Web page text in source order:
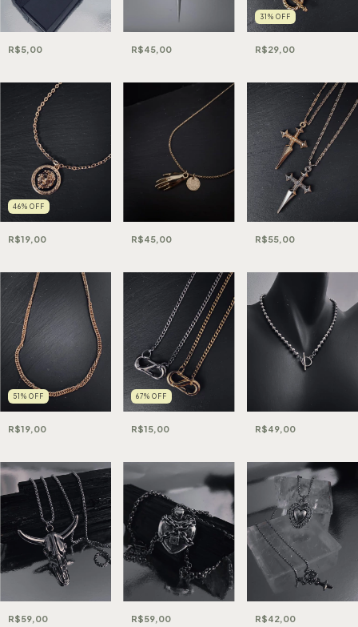
R$5,00 R$45,00
31 % OFF
R$29,00
46% OFF
R$19,00 R$45,00 R$55,00
51 % OFF
R$19,00
67%OFF
R$15,00 R$49,00
R$59,00 R$59,00 R$42,00